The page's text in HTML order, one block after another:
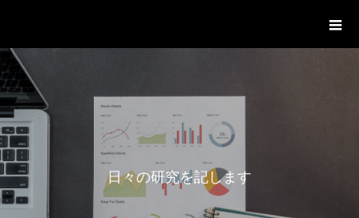
一般社団法人グローバル都市経営学
日々の研究を記します。